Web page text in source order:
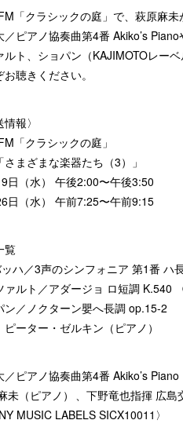
「クラシックの庭」で、萩原麻
／ピアノ協奏曲第4番 Akiko’s
ルト、ショパン（KAJIMOTOレー
お聴きください。
情報〉
「クラシックの庭」
さまざまな楽器たち（3）」
日（水） 午後2:00〜午後3:50
日（水） 午前7:25〜午前9:15
覧
ハ／3声のシンフォニア 第1番 ハ
ァルト／アダージョ ロ短調 K.540
ン／ノクターン嬰へ長調 op.15-2
ピーター・ゼルキン（ピアノ）
／ピアノ協奏曲第4番 Akiko’s Piano
未（ピアノ） 、下野竜也指揮 広島
MUSIC LABELS SICX10011〉